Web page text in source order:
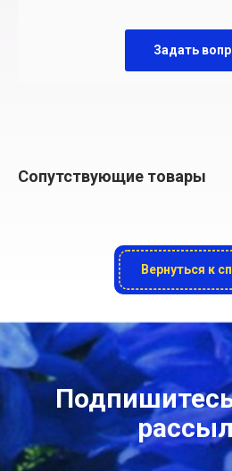
Задать
Сопутствующие товары
Вернуться к